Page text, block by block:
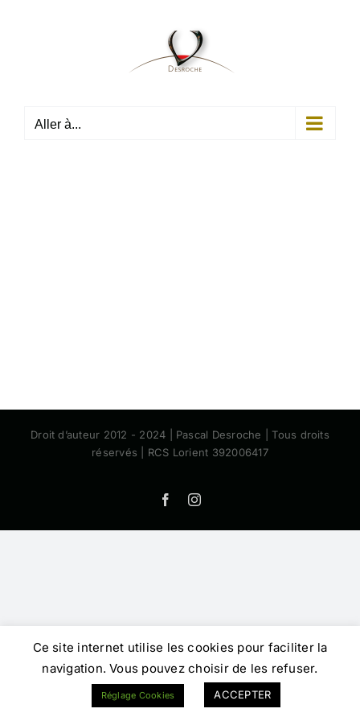
Aller à...
Droit d’auteur 2012 - 2024 | Pascal Desroche | Tous droits
réservés | RCS Lorient 392006417
FacebookInstagram
Ce site internet utilise les cookies pour faciliter la
navigation. Vous pouvez choisir de les refuser.
Réglage Cookies ACCEPTER